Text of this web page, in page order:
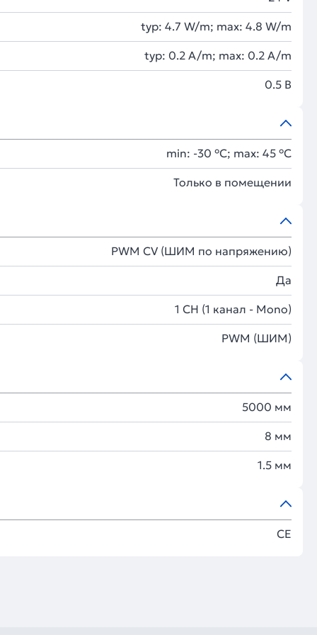
typ: 4.7 W/m; max: 4.8 W/m
typ: 0.2 A/m; max: 0.2 A/m
0.5 В
min: -30 °C; max: 45 °C
Только в помещении
PWM СV (ШИМ по напряжению)
Да
1 CH (1 канал - Mono)
PWM (ШИМ)
5000 мм
8 мм
1.5 мм
CE